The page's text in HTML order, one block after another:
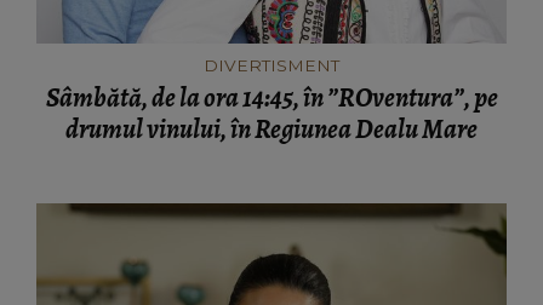
DIVERTISMENT
Sâmbătă, de la ora 14:45, în ”ROventura”, pe
drumul vinului, în Regiunea Dealu Mare